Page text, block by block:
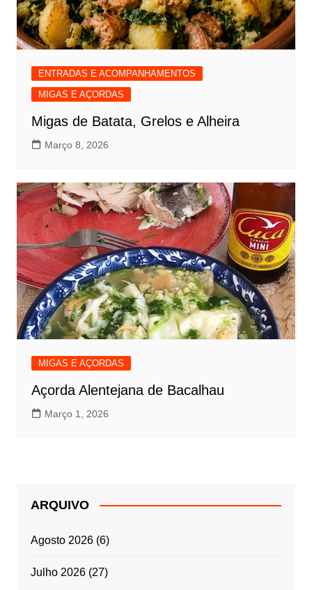
ENTRADAS E ACOMPANHAMENTOS
MIGAS E AÇORDAS
Migas de Batata, Grelos e Alheira
Março 8, 2026
MIGAS E AÇORDAS
Açorda Alentejana de Bacalhau
Março 1, 2026
ARQUIVO
Agosto 2026(6)
Julho 2026(27)